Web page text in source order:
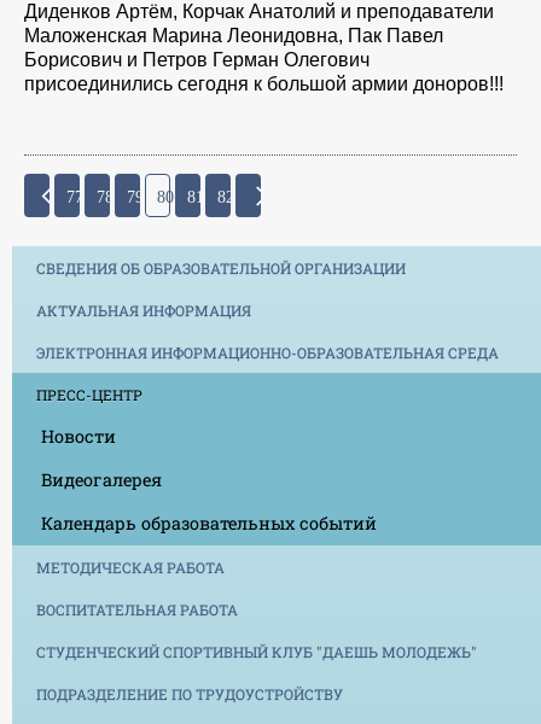
Диденков Артём, Корчак Анатолий и преподаватели
Маложенская Марина Леонидовна, Пак Павел
Борисович и Петров Герман Олегович
присоединились сегодня к большой армии доноров!!!
77 78 79 80 81 82
СВЕДЕНИЯ ОБ ОБРАЗОВАТЕЛЬНОЙ ОРГАНИЗАЦИИ
АКТУАЛЬНАЯ ИНФОРМАЦИЯ
ЭЛЕКТРОННАЯ ИНФОРМАЦИОННО-ОБРАЗОВАТЕЛЬНАЯ СРЕДА
ПРЕСС-ЦЕНТР
Новости
Видеогалерея
Календарь образовательных событий
МЕТОДИЧЕСКАЯ РАБОТА
ВОСПИТАТЕЛЬНАЯ РАБОТА
СТУДЕНЧЕСКИЙ СПОРТИВНЫЙ КЛУБ "ДАЕШЬ МОЛОДЕЖЬ"
ПОДРАЗДЕЛЕНИЕ ПО ТРУДОУСТРОЙСТВУ